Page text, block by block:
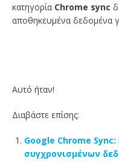
κατηγορία Chrome sync
αποθηκευμένα δεδομένα
Αυτό ήταν!
Διαβάστε επίσης:
Google Chrome
συγχρονισμένων